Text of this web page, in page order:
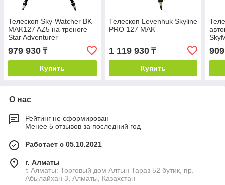
Телескоп Sky-Watcher BK
MAK127 AZ5 на треноге
Star Adventurer
979 930 ₸
Купить
Телескоп Levenhuk Skyline
PRO 127 MAK
1 119 930₸
Купить
О нас
Рейтинг не сформирован
Менее 5 отзывов за последний год
Работает с 05.10.2021
г. Алматы
г. Алматы: Торговый дом Алтын Тараз 52 бутик, пр.
Абылайхан 3, Алматы, Казахстан